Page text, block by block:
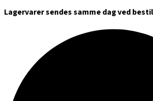
Lagervarer sendes samme dag ved